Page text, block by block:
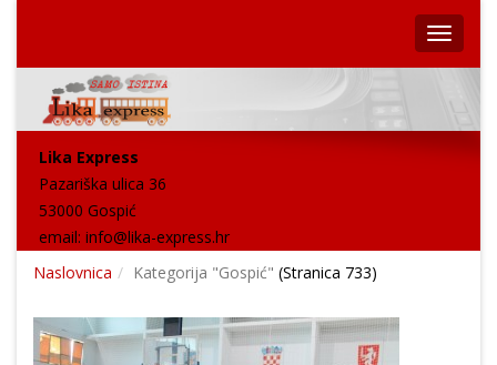
Lika Express
Pazariška ulica 36
53000 Gospić
email: info@lika-express.hr
Naslovnica
Kategorija "Gospić" (Stranica 733)